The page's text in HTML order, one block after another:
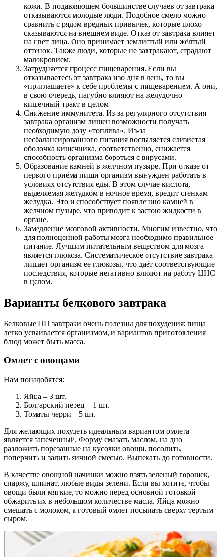
кожи. В подавляющем большинстве случаев от завтрака
отказываются молодые люди. Подобное смело можно
сравнить с рядом вредных привычек, которые плохо
сказываются на внешнем виде. Отказ от завтрака влияет
на цвет лица. Оно принимает землистый или жёлтый
оттенок. Также люди, которые не завтракают, страдают
малокровием.
Затрудняется процесс пищеварения. Если вы
отказываетесь от завтрака изо дня в день, то вы
«приглашаете» к себе проблемы с пищеварением. А они,
в свою очередь, пагубно влияют на желудочно —
кишечный тракт в целом
Снижение иммунитета. Из-за регулярного отсутствия
завтрака организм лишен возможности получать
необходимую дозу «топлива». Из-за
несбалансированного питания воспаляется слизистая
оболочка кишечника, соответственно, снижается
способность организма бороться с вирусами.
Образование камней в желчном пузыре. При отказе от
первого приёма пищи организм вынужден работать в
условиях отсутствия еды. В этом случае кислота,
выделяемая желудком в ночное время, вредит стенкам
желудка. Это и способствует появлению камней в
желчном пузыре, что приводит к застою жидкости в
органе.
Замедление мозговой активности. Многим известно, что
для полноценной работы мозга необходимо правильное
питание. Лучшим питательным веществом для мозга
является глюкоза. Систематическое отсутствие завтрака
лишает организм ее глюкозы, что даёт соответствующие
последствия, которые негативно влияют на работу ЦНС
в целом.
Варианты белкового завтрака
Белковые ПП завтраки очень полезны для похудения: пища
легко усваивается организмом, и вариантов приготовления
блюд может быть масса.
Омлет с овощами
Нам понадобятся:
Яйца – 3 шт.
Болгарский перец – 1 шт.
Томаты черри – 5 шт.
Для желающих похудеть идеальным вариантом омлета
является запеченный. Форму смазать маслом, на дно
разложить порезанные на кусочки овощи, посолить,
поперчить и залить яичной смесью. Выпекать до готовности.
В качестве овощной начинки можно взять зеленый горошек,
спаржу, шпинат, любые виды зелени. Если вы хотите, чтобы
овощи были мягкие, то можно перед основной готовкой
обжарить их в небольшом количестве масла. Яйца можно
смешать с молоком, а готовый омлет посыпать сверху тертым
сыром.